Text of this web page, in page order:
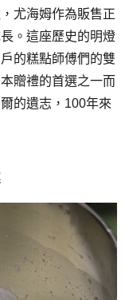
尤海姆作為販售正
。這座歷史的明燈
的糕點師傅們的雙
贈禮的首選之一而
的遺志，100年來